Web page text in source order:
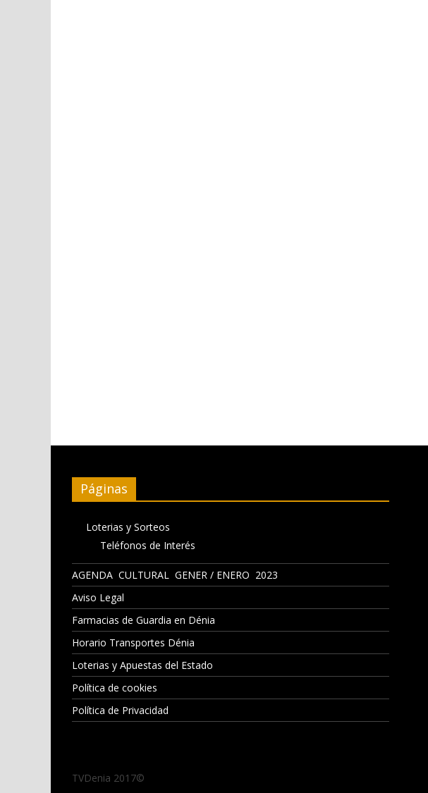
Páginas
Loterias y Sorteos
Teléfonos de Interés
AGENDA CULTURAL GENER / ENERO 2023
Aviso Legal
Farmacias de Guardia en Dénia
Horario Transportes Dénia
Loterias y Apuestas del Estado
Política de cookies
Política de Privacidad
TVDenia 2017©